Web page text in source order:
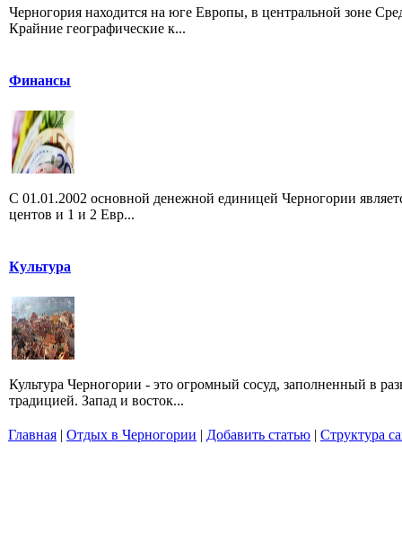
Черногория находится на юге Европы, в центральной зоне
Крайние географические к...
Финансы
С 01.01.2002 основной денежной единицей Черногории
центов и 1 и 2 Евр...
Культура
Культура Черногории - это огромный сосуд, заполненный в
традицией. Запад и восток...
Главная | Отдых в Черногории | Добавить статью | Структура